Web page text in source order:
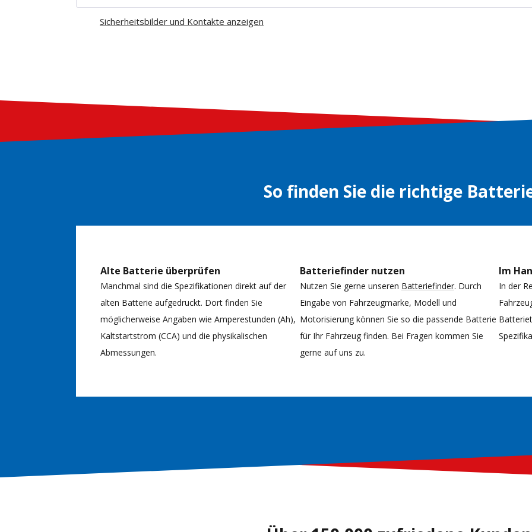
Sicherheitsbilder und Kontakte anzeigen
So finden Sie die richtige
Alte Batterie überprüfen
Manchmal sind die Spezifikationen direkt auf der
alten Batterie aufgedruckt. Dort finden Sie
möglicherweise Angaben wie Amperestunden (Ah),
Kaltstartstrom (CCA) und die physikalischen
Abmessungen.
Batteriefinder nutzen
Nutzen Sie gerne unseren Batteriefinder. Durch
Eingabe von Fahrzeugmarke, Modell und
Motorisierung können Sie so die passende Batterie
für Ihr Fahrzeug finden. Bei Fragen kommen Sie
gerne auf uns zu.
Im
In der